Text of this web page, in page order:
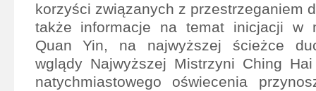
korzyści związanych z przestrzeganiem
także informacje na temat inicjacji w
Quan Yin, na najwyższej ścieżce
wglądy Najwyższej Mistrzyni Ching
natychmiastowego oświecenia